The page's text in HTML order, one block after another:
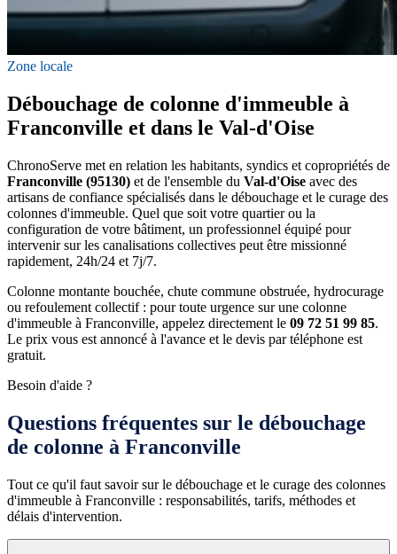
Zone locale
Débouchage de colonne d'immeuble à
Franconville et dans le Val-d'Oise
ChronoServe met en relation les habitants, syndics et copropriétés de
Franconville (95130) et de l'ensemble du Val-d'Oise avec des
artisans de confiance spécialisés dans le débouchage et le curage des
colonnes d'immeuble. Quel que soit votre quartier ou la
configuration de votre bâtiment, un professionnel équipé pour
intervenir sur les canalisations collectives peut être missionné
rapidement, 24h/24 et 7j/7.
Colonne montante bouchée, chute commune obstruée, hydrocurage
ou refoulement collectif : pour toute urgence sur une colonne
d'immeuble à Franconville, appelez directement le 09 72 51 99 85.
Le prix vous est annoncé à l'avance et le devis par téléphone est
gratuit.
Besoin d'aide ?
Questions fréquentes sur le débouchage
de colonne à Franconville
Tout ce qu'il faut savoir sur le débouchage et le curage des colonnes
d'immeuble à Franconville : responsabilités, tarifs, méthodes et
délais d'intervention.